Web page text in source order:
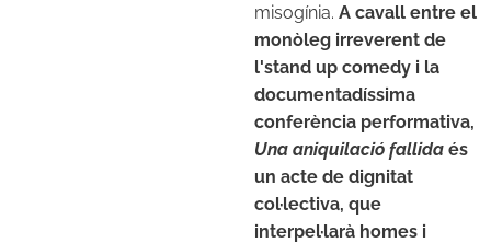
misogínia. A cavall entre el
monòleg irreverent de
l'stand up comedy i la
documentadíssima
conferència performativa,
Una aniquilació fallida és
un acte de dignitat
col·lectiva, que
interpel·larà homes i